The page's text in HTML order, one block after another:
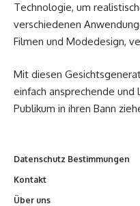
Technologie, um
verschiedenen
Filmen und Modedesign,
Mit diesen
einfach ansprechende
Publikum in ihren Bann
Datenschutz Bestimmungen
Kontakt
Über uns